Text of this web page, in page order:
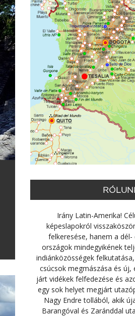
Irány Latin-Amerika!
képeslapokról
felkeresése, hanem a
országok mindegyikének
indiánközösségek
csúcsok megmászása és új,
járt vidékek felfedezése és
egy sok helyet megjárt
Nagy Endre tollából, akik
Barangóval és Zaránddal